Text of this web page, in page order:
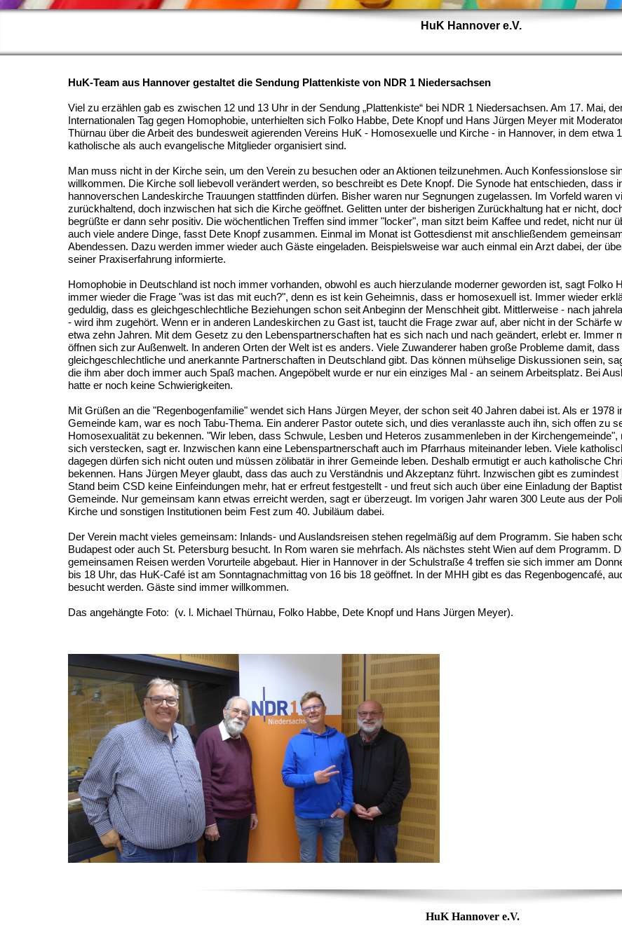
HuK Hannover e.V.
HuK-Team aus Hannover gestaltet die Sendung Plattenkiste von NDR 1 Niedersachsen
Viel zu erzählen gab es zwischen 12 und 13 Uhr in der Sendung „Plattenkiste“ bei NDR 1 Niedersachsen. Am 17. Mai,
Internationalen Tag gegen Homophobie, unterhielten sich Folko Habbe, Dete Knopf und Hans Jürgen Meyer mit
Thürnau über die Arbeit des bundesweit agierenden Vereins HuK - Homosexuelle und Kirche - in Hannover, in dem etwa
katholische als auch evangelische Mitglieder organisiert sind.
Man muss nicht in der Kirche sein, um den Verein zu besuchen oder an Aktionen teilzunehmen. Auch Konfessionslose
willkommen. Die Kirche soll liebevoll verändert werden, so beschreibt es Dete Knopf. Die Synode hat entschieden, dass
hannoverschen Landeskirche Trauungen stattfinden dürfen. Bisher waren nur Segnungen zugelassen. Im Vorfeld waren
zurückhaltend, doch inzwischen hat sich die Kirche geöffnet. Gelitten unter der bisherigen Zurückhaltung hat er nicht,
begrüßte er dann sehr positiv. Die wöchentlichen Treffen sind immer "locker", man sitzt beim Kaffee und redet, nicht nur
auch viele andere Dinge, fasst Dete Knopf zusammen. Einmal im Monat ist Gottesdienst mit anschließendem
Abendessen. Dazu werden immer wieder auch Gäste eingeladen. Beispielsweise war auch einmal ein Arzt dabei, der
seiner Praxiserfahrung informierte.
Homophobie in Deutschland ist noch immer vorhanden, obwohl es auch hierzulande moderner geworden ist, sagt Folko
immer wieder die Frage "was ist das mit euch?", denn es ist kein Geheimnis, dass er homosexuell ist. Immer wieder
geduldig, dass es gleichgeschlechtliche Beziehungen schon seit Anbeginn der Menschheit gibt. Mittlerweise - nach
- wird ihm zugehört. Wenn er in anderen Landeskirchen zu Gast ist, taucht die Frage zwar auf, aber nicht in der Schärfe
etwa zehn Jahren. Mit dem Gesetz zu den Lebenspartnerschaften hat es sich nach und nach geändert, erlebt er. Immer
öffnen sich zur Außenwelt. In anderen Orten der Welt ist es anders. Viele Zuwanderer haben große Probleme damit, dass
gleichgeschlechtliche und anerkannte Partnerschaften in Deutschland gibt. Das können mühselige Diskussionen sein,
die ihm aber doch immer auch Spaß machen. Angepöbelt wurde er nur ein einziges Mal - an seinem Arbeitsplatz. Bei
hatte er noch keine Schwierigkeiten.
Mit Grüßen an die "Regenbogenfamilie" wendet sich Hans Jürgen Meyer, der schon seit 40 Jahren dabei ist. Als er 1978
Gemeinde kam, war es noch Tabu-Thema. Ein anderer Pastor outete sich, und dies veranlasste auch ihn, sich offen zu
Homosexualität zu bekennen. "Wir leben, dass Schwule, Lesben und Heteros zusammenleben in der Kirchengemeinde",
sich verstecken, sagt er. Inzwischen kann eine Lebenspartnerschaft auch im Pfarrhaus miteinander leben. Viele
dagegen dürfen sich nicht outen und müssen zölibatär in ihrer Gemeinde leben. Deshalb ermutigt er auch katholische
bekennen. Hans Jürgen Meyer glaubt, dass das auch zu Verständnis und Akzeptanz führt. Inzwischen gibt es zumindest
Stand beim CSD keine Einfeindungen mehr, hat er erfreut festgestellt - und freut sich auch über eine Einladung der
Gemeinde. Nur gemeinsam kann etwas erreicht werden, sagt er überzeugt. Im vorigen Jahr waren 300 Leute aus der
Kirche und sonstigen Institutionen beim Fest zum 40. Jubiläum dabei.
Der Verein macht vieles gemeinsam: Inlands- und Auslandsreisen stehen regelmäßig auf dem Programm. Sie haben
Budapest oder auch St. Petersburg besucht. In Rom waren sie mehrfach. Als nächstes steht Wien auf dem Programm.
gemeinsamen Reisen werden Vorurteile abgebaut. Hier in Hannover in der Schulstraße 4 treffen sie sich immer am
bis 18 Uhr, das HuK-Café ist am Sonntagnachmittag von 16 bis 18 geöffnet. In der MHH gibt es das Regenbogencafé,
besucht werden. Gäste sind immer willkommen.
Das angehängte Foto: (v. l. Michael Thürnau, Folko Habbe, Dete Knopf und Hans Jürgen Meyer).
HuK Hannover e.V.